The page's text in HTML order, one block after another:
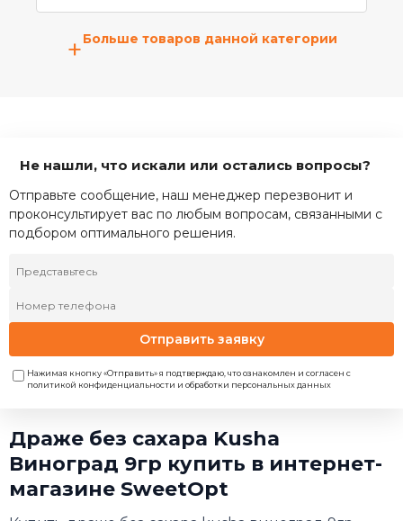
+Больше товаров данной категории
Не нашли, что искали или остались вопросы?
Отправьте сообщение, наш менеджер перезвонит и
проконсультирует вас по любым вопросам, связанными с
подбором оптимального решения.
Отправить заявку
Нажимая кнопку «Отправить» я подтверждаю, что ознакомлен и согласен с
политикой конфиденциальности и обработки персональных данных
Драже без сахара Kusha
Виноград 9гр купить в интернет-
магазине SweetOpt